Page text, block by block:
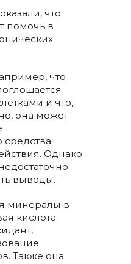
что
помочь в
что
и что,
она может
средства
Однако
выводы.
минералы в
кислота
Также она